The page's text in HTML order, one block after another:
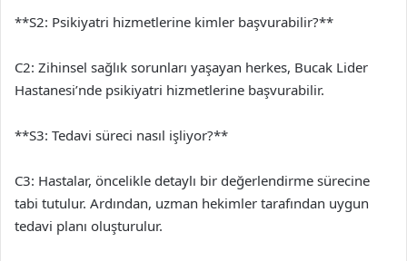
**S2: Psikiyatri hizmetlerine kimler başvurabilir?**
C2: Zihinsel sağlık sorunları yaşayan herkes, Bucak Lider
Hastanesi’nde psikiyatri hizmetlerine başvurabilir.
**S3: Tedavi süreci nasıl işliyor?**
C3: Hastalar, öncelikle detaylı bir değerlendirme sürecine
tabi tutulur. Ardından, uzman hekimler tarafından uygun
tedavi planı oluşturulur.